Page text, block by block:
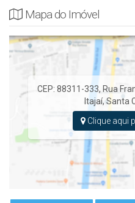
Mapa do Imóvel
CEP: 88311-333, Rua
Itajaí,Santa
Clique aqui